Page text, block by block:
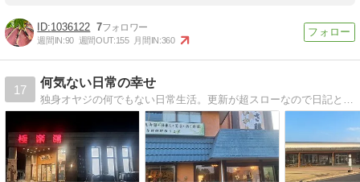
1036122 7
週間IN:90 週間OUT:155 月間IN:360
17
何気ない日常の幸せ